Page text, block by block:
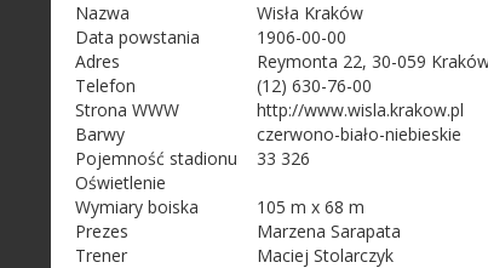
Nazwa
Wisła Kraków
Data powstania
1906-00-00
Adres
Reymonta 22, 30-059
Telefon
(12) 630-76-00
Strona WWW
http://www.wisla.krakow.pl
Barwy
czerwono-biało-niebieskie
Pojemność stadionu
33 326
Oświetlenie
Wymiary boiska
105 m x 68 m
Prezes
Marzena Sarapata
Trener
Maciej Stolarczyk